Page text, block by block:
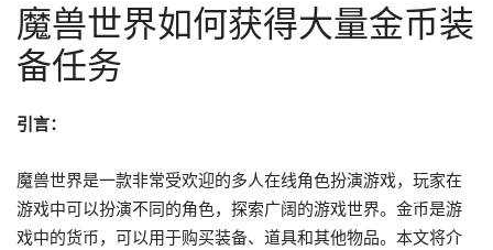
魔兽世界如何获得大量金币装
备任务
引言：
魔兽世界是一款非常受欢迎的多人在线角色扮演游戏，玩家在
游戏中可以扮演不同的角色，探索广阔的游戏世界。金币是游
戏中的货币，可以用于购买装备、道具和其他物品。本文将介